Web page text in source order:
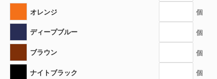
オレンジ 個
ディープブルー 個
ブラウン 個
ナイトブラック 個